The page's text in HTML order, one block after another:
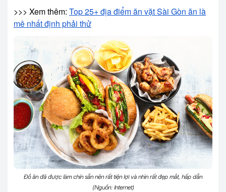
>>> Xem thêm: Top 25+ địa điểm ăn vặt Sài Gòn ăn là
mê nhất định phải thử
Đồ ăn đã được làm chín sẵn nên rất tiện lợi và nhìn rất đẹp mắt, hấp dẫn
(Nguồn: Internet)